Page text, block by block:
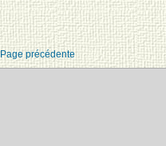
Page précédente